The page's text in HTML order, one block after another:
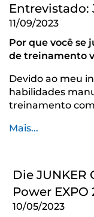
Entrevistado:
11/09/2023
Por que você se
de treinamento
Devido ao meu
habilidades
treinamento
Mais...
Die
Power EXPO
10/05/2023